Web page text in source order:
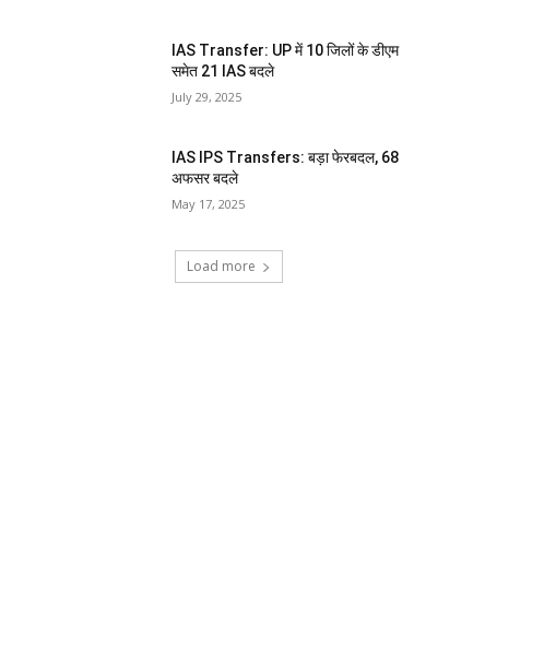
IAS Transfer: UP में 10 जिलों के डीएम
समेत 21 IAS बदले
July 29, 2025
IAS IPS Transfers: बड़ा फेरबदल, 68
अफसर बदले
May 17, 2025
Load more